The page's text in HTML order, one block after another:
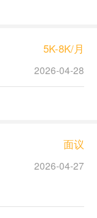
5K-8K/月
2026-04-28
面议
2026-04-27